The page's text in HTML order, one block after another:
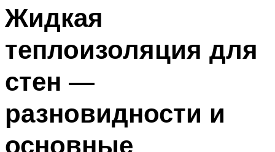
Жидкая
теплоизоляция для
стен —
разновидности и
основные